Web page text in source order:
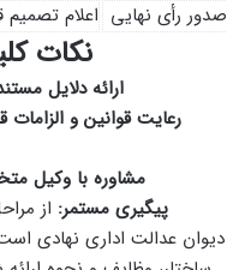
صدور رأی نهایی اعلام
نکات
ارائه دلایل
رعایت قوانین و الزامات
مشاوره با وکیل
پیگیری مستمر: از
دیوان عدالت اداری نهادی